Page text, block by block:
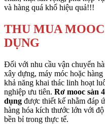
và hàng quá khổ hiệu quả!!!
THU MUA MOOC
DỤNG
Đối với nhu cầu vận chuyển
xây dựng, máy móc hoặc
khả năng khai thác linh hoạt
nghiệp ưu tiên. Rơ mooc sàn
dụng được thiết kế nhằm đáp
hàng hóa kích thước lớn với
bền bỉ trong thực tế.